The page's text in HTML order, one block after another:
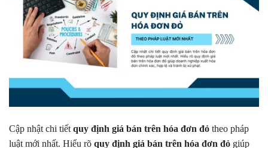
Cập nhật chi tiết quy định giá bán trên hóa đơn đỏ theo pháp
luật mới nhất. Hiểu rõ quy định giá bán trên hóa đơn đỏ giúp